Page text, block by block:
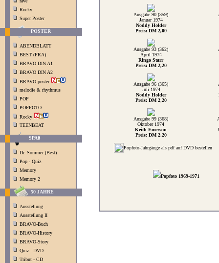
Rocky
Super Poster
POSTER
ABENDBLATT
BEST (FRA)
BRAVO DIN A1
BRAVO DIN A2
BRAVO poster
melodie & rhythmus
POP
POPFOTO
Rocky
TEENBEAT
SPAß
Dr. Sommer (Best)
Pop - Quiz
Memory
Memory 2
50 JAHRE
Ausstellung
Ausstellung II
BRAVO-Buch
BRAVO-History
BRAVO-Story
Quiz - DVD
Tribut - CD
Ausgabe 90 (359)
Januar 1974
Noddy Holder
Preis: DM 2,00
Ausgabe 93 (362)
April 1974
Ringo Starr
Preis: DM 2,20
Ausgabe 96 (365)
Juli 1974
Noddy Holder
Preis: DM 2,20
Ausgabe 99 (368)
Oktober 1974
Keith Emerson
Preis: DM 2,20
Popfoto-Jahrgänge als pdf auf DVD bestellen
Popfoto 1969-1971